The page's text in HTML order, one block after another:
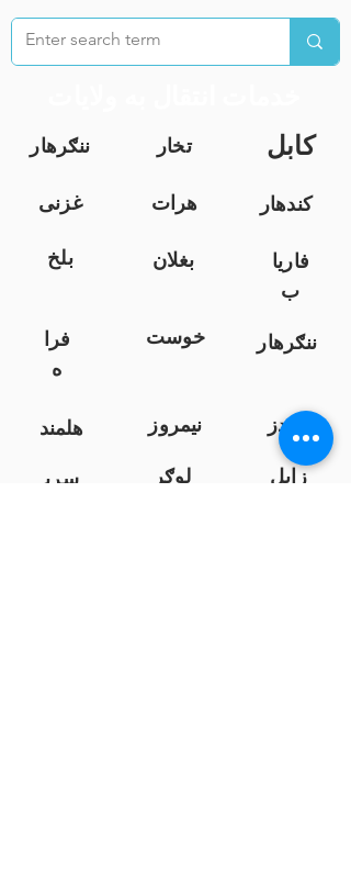
ننګرهار تخار کابل
غزنی هرات
کندهار
بلخ
بغلان
فاریا
ب
فرا
ه
خوست ننګرهار
هلمند نیمروز
کندز
سرپ
لوګر زابل